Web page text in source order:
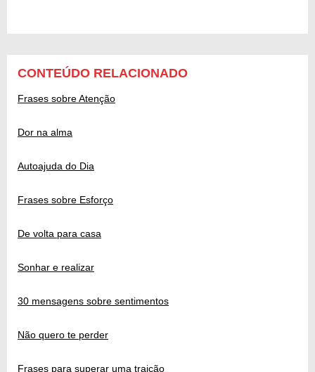
CONTEÚDO RELACIONADO
Frases sobre Atenção
Dor na alma
Autoajuda do Dia
Frases sobre Esforço
De volta para casa
Sonhar e realizar
30 mensagens sobre sentimentos
Não quero te perder
Frases para superar uma traição